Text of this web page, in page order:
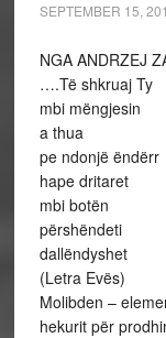
SEPTEMBER 15,
NGA ANDRZEJ
….Të shkruaj Ty
mbi mëngjesin
a thua
pe ndonjë ëndërr
hape dritaret
mbi botën
përshëndeti
dallëndyshet
(Letra Evës)
Molibden –
hekurit për